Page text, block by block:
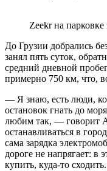
Zeekr на парковке
До Грузии добрались
занял пять суток,
средний дневной
примерно 750 км, что,
— Я знаю, есть люди,
остановок гнать до
любим так, — говорит
останавливаться в
сама зарядка
дороге не напрягает: в
купить, куда-то сходить.